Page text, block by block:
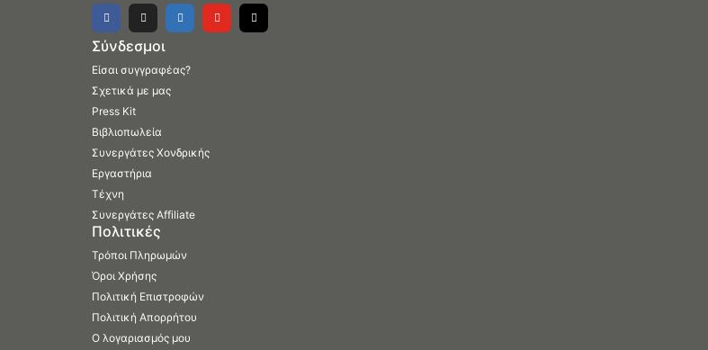
Σύνδεσμοι
Είσαι συγγραφέας?
Σχετικά με μας
Press Kit
Βιβλιοπωλεία
Συνεργάτες Χονδρικής
Εργαστήρια
Τέχνη
Συνεργάτες Affiliate
Πολιτικές
Τρόποι Πληρωμών
Όροι Χρήσης
Πολιτική Επιστροφών
Πολιτική Απορρήτου
Ο λογαριασμός μου